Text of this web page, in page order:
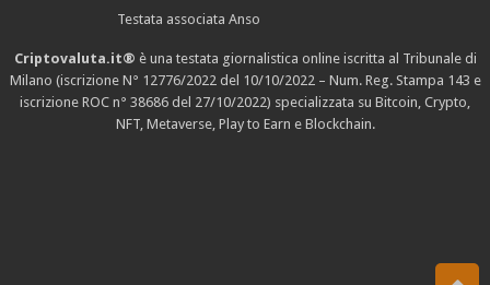
Testata associata Anso
Criptovaluta.it® è una testata giornalistica online iscritta al Tribunale di
Milano (iscrizione N° 12776/2022 del 10/10/2022 – Num. Reg. Stampa 143 e
iscrizione ROC n° 38686 del 27/10/2022) specializzata su Bitcoin, Crypto,
NFT, Metaverse, Play to Earn e Blockchain.